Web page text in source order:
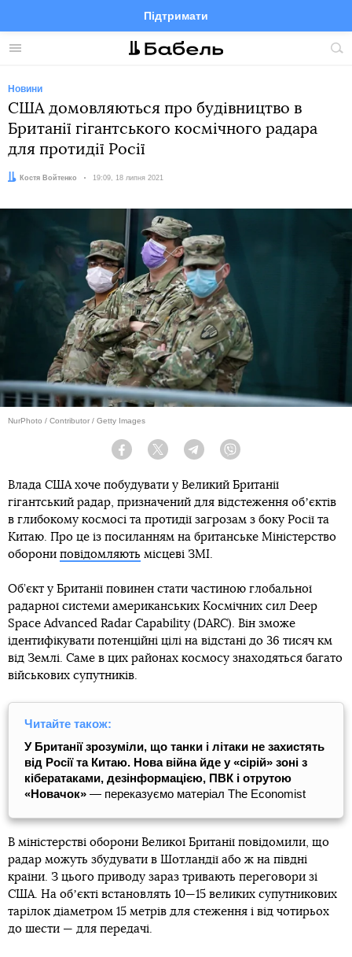
Меню
Підтримати
FacebookTelegramTwitter
Новини
США домовляються про будівництво в
Британії гігантського космічного радара
для протидії Росії
Автор:Костя Войтенко Дата:
19:09, 18 липня 2021
NurPhoto / Contributor / Getty Images
Facebook Twitter Telegram
Влада США хоче побудувати у Великий Британії
гігантський радар, призначений для відстеження обʼєктів
в глибокому космосі та протидії загрозам з боку Росії та
Китаю. Про це із посиланням на британське Міністерство
оборони повідомляють місцеві ЗМІ.
Об’єкт у Британії повинен стати частиною глобальної
радарної системи американських Космічних сил Deep
Space Advanced Radar Capability (DARC). Він зможе
ідентифікувати потенційні цілі на відстані до 36 тисяч км
від Землі. Саме в цих районах космосу знаходяться багато
військових супутників.
Читайте також:
У Британії зрозуміли, що танки і літаки не захистять
від Росії та Китаю. Нова війна йде у «сірій» зоні з
кібератаками, дезінформацією, ПВК і отрутою
«Новачок» — переказуємо матеріал The Economist
В міністерстві оборони Великої Британії повідомили, що
радар можуть збудувати в Шотландії або ж на півдні
країни. З цього приводу зараз тривають переговори зі
США. На обʼєкті встановлять 10—15 великих супутникових
тарілок діаметром 15 метрів для стеження і від чотирьох
до шести — для передачі.